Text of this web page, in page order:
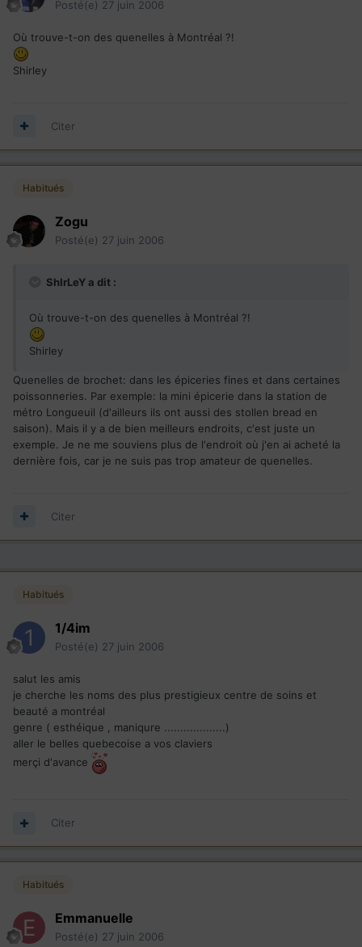
Posté(e) 27 juin 2006
Où trouve-t-on des quenelles à Montréal ?!
Shirley
Citer
Habitués
Zogu
Posté(e) 27 juin 2006
ShIrLeY a dit :
Où trouve-t-on des quenelles à Montréal ?!
Shirley
Quenelles de brochet: dans les épiceries fines et dans certaines
poissonneries. Par exemple: la mini épicerie dans la station de
métro Longueuil (d'ailleurs ils ont aussi des stollen bread en
saison). Mais il y a de bien meilleurs endroits, c'est juste un
exemple. Je ne me souviens plus de l'endroit où j'en ai acheté la
dernière fois, car je ne suis pas trop amateur de quenelles.
Citer
Habitués
1/4im
Posté(e) 27 juin 2006
salut les amis
je cherche les noms des plus prestigieux centre de soins et
beauté a montréal
genre ( esthéique , maniqure ...................)
aller le belles quebecoise a vos claviers
merçi d'avance
Citer
Habitués
Emmanuelle
Posté(e) 27 juin 2006